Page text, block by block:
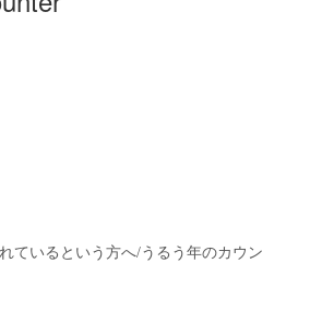
ているという方へ/うるう年のカウン